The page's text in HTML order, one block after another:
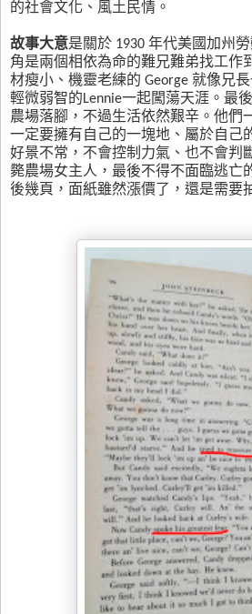
的社會文化、風土民情。
故事大意是關於 1930 年代美國加州
角是兩個相依為命的難兄難弟找工作
材瘦小、機靈老練的 George 就像兄
輕微弱智的Lennie一起闖蕩天涯。最
農場落腳，不過生活依然艱辛。他們
一定要擁有自己的一塊地、屬於自己
好景不常，不會控制力氣、也不會判
斃農場女主人，最後不得不面臨逃亡
後幾頁，面紙雖然漲價了，還是需要